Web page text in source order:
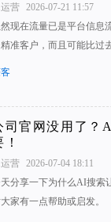
营
2026-07-21 11:57
现在流量已是平台信息
准客户，而且可能比过
司官网没用了？
营
2026-07-04 18:11
分享一下为什么AI搜索
家有一点帮助或启发。